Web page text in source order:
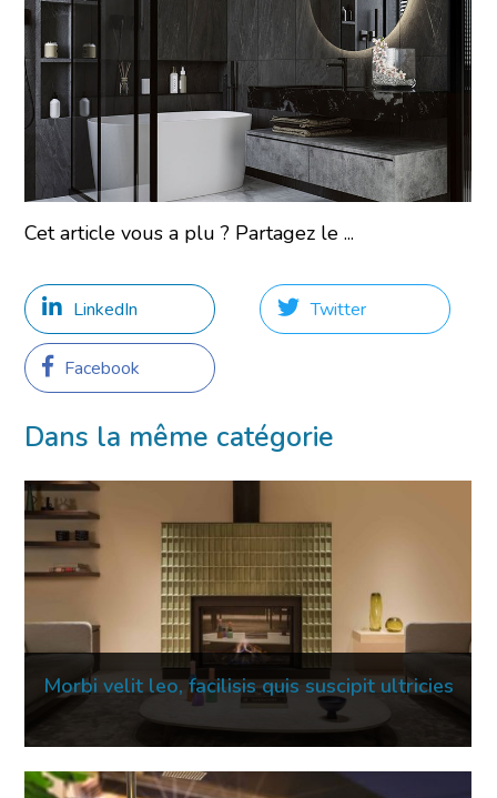
Cet article vous a plu ? Partagez le ...
LinkedIn Twitter
Facebook
Dans la même catégorie
Morbi velit leo, facilisis quis suscipit ultricies
02 Mar 2023